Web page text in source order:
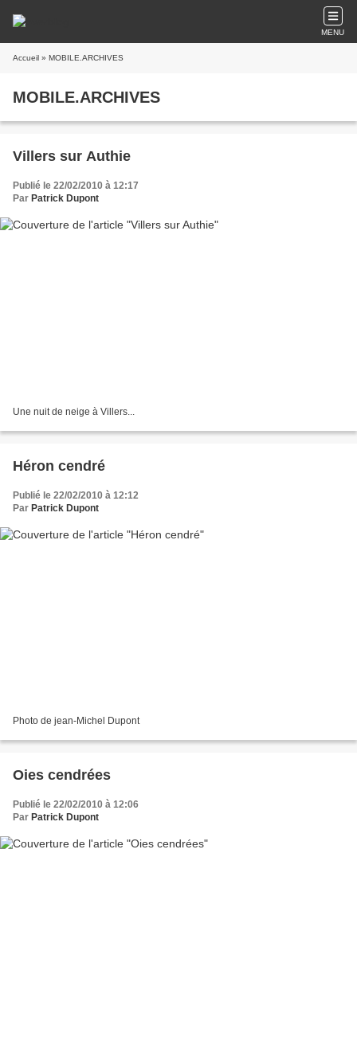
MENU
Accueil » MOBILE.ARCHIVES
MOBILE.ARCHIVES
Villers sur Authie
Publié le 22/02/2010 à 12:17
Par Patrick Dupont
Une nuit de neige à Villers...
Héron cendré
Publié le 22/02/2010 à 12:12
Par Patrick Dupont
Photo de jean-Michel Dupont
Oies cendrées
Publié le 22/02/2010 à 12:06
Par Patrick Dupont